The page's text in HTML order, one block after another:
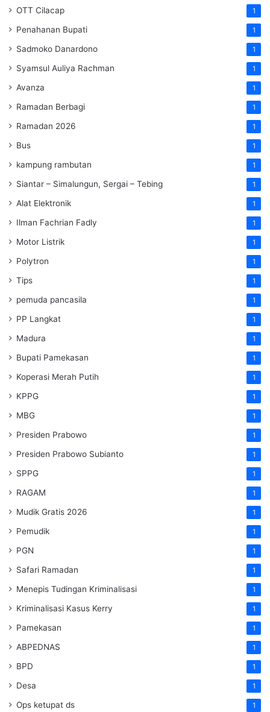
OTT Cilacap 1
Penahanan Bupati 1
Sadmoko Danardono 1
Syamsul Auliya Rachman 1
Avanza 1
Ramadan Berbagi 1
Ramadan 2026 1
Bus 1
kampung rambutan 1
Siantar – Simalungun, Sergai – Tebing 1
Alat Elektronik 1
Ilman Fachrian Fadly 1
Motor Listrik 1
Polytron 1
Tips 1
pemuda pancasila 1
PP Langkat 1
Madura 1
Bupati Pamekasan 1
Koperasi Merah Putih 1
KPPG 1
MBG 1
Presiden Prabowo 1
Presiden Prabowo Subianto 1
SPPG 1
RAGAM 1
Mudik Gratis 2026 1
Pemudik 1
PGN 1
Safari Ramadan 1
Menepis Tudingan Kriminalisasi 1
Kriminalisasi Kasus Kerry 1
Pamekasan 1
ABPEDNAS 1
BPD 1
Desa 1
Ops ketupat ds 1